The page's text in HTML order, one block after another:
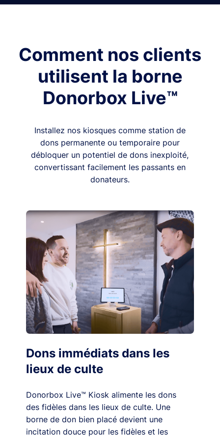
Comment nos clients
utilisent la borne
Donorbox Live™
Installez nos kiosques comme station de
dons permanente ou temporaire pour
débloquer un potentiel de dons inexploité,
convertissant facilement les passants en
donateurs.
Dons immédiats dans les
lieux de culte
Donorbox Live™ Kiosk alimente les dons
des fidèles dans les lieux de culte. Une
borne de don bien placé devient une
incitation douce pour les fidèles et les